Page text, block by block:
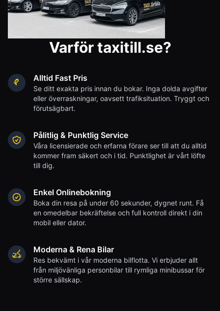
Varför taxitill.se?
Alltid Fast Pris
Se ditt exakta pris innan du bokar. Inga dolda avgifter
eller överraskningar, oavsett trafiksituation. Tryggt och
förutsägbart.
Pålitlig & Punktlig Service
Våra licensierade och erfarna förare ser till att du alltid
kommer fram säkert och i tid. Punktlighet är vårt löfte
till dig.
Enkel Onlinebokning
Boka din resa på under 60 sekunder, dygnet runt. Få
en omedelbar bekräftelse och full kontroll direkt i din
mobil eller dator.
Moderna & Rena Bilar
Res bekvämt i vår moderna bilflotta. Vi erbjuder allt
från miljövänliga personbilar till rymliga minibussar för
större sällskap.